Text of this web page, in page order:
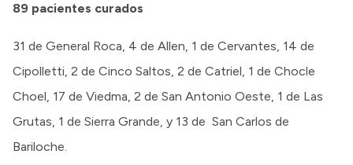
89 pacientes curados
31 de General Roca, 4 de Allen, 1 de Cervantes, 14 de
Cipolletti, 2 de Cinco Saltos, 2 de Catriel, 1 de Chocle
Choel, 17 de Viedma, 2 de San Antonio Oeste, 1 de Las
Grutas, 1 de Sierra Grande, y 13 de San Carlos de
Bariloche.